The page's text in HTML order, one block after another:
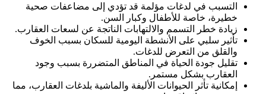
التسبب في لدغات مؤلمة قد تؤدي إلى مضاعفات صحية
خطيرة، خاصة للأطفال وكبار السن.
زيادة خطر التسمم والالتهابات الناتجة عن لسعات العقارب.
تأثير سلبي على الأنشطة اليومية للسكان بسبب الخوف
والقلق من التعرض للدغات.
تقليل جودة الحياة في المناطق المتضررة بسبب وجود
العقارب بشكل مستمر.
إمكانية تأثر الحيوانات الأليفة والماشية بلدغات العقارب، مما